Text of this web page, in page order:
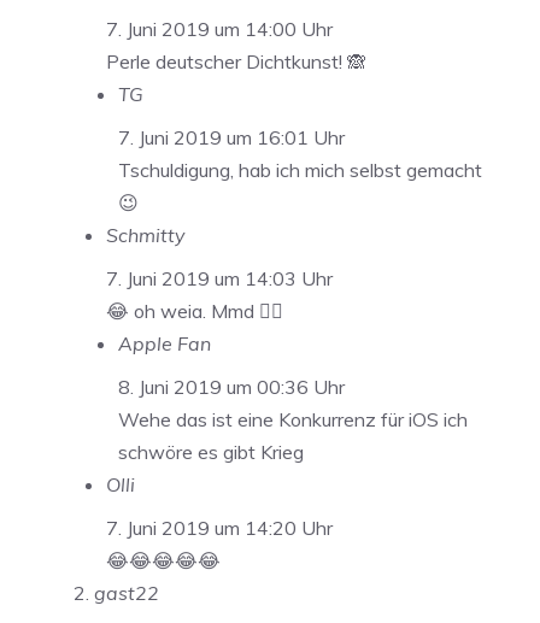
7. Juni 2019 um 14:00 Uhr
Perle deutscher Dichtkunst! 🙈
TG
7. Juni 2019 um 16:01 Uhr
Tschuldigung, hab ich mich selbst gemacht
😉
Schmitty
7. Juni 2019 um 14:03 Uhr
😂 oh weia. Mmd 👍🏼
Apple Fan
8. Juni 2019 um 00:36 Uhr
Wehe das ist eine Konkurrenz für iOS ich
schwöre es gibt Krieg
Olli
7. Juni 2019 um 14:20 Uhr
😂😂😂😂😂
gast22